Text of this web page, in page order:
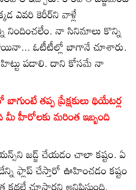
ఎవరి కెరీర్‌ని వాళ్లే
నిందించలేం. నా సినిమాలు కొన్ని
ఓటీటీల్లో బాగానే చూశారు.
పడాలి. దాని కోసమే నా
తప్ప ప్రేక్షకులు థియేటర్ల
మీ హీరోలకు మరింత ఇబ్బంది
జడ్జ్‌ చేయడం చాలా కష్టం. ఏ
ఫ్లాప్‌ చేస్తారో ఊహించడం కష్టం